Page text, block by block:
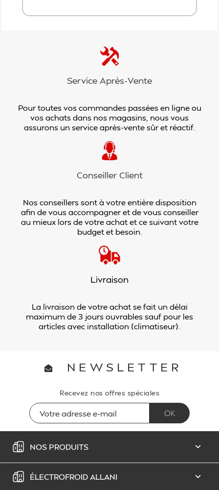
Service Après-Vente
Pour toutes vos commandes passées en ligne ou
vos achats dans nos magasins, nous vous
assurons un service après-vente sûr et réactif.
Conseiller Client
Nos conseillers sont à votre entière disposition
afin de vous accompagner et de vous conseiller
au mieux lors de votre achat et ce suivant votre
budget et besoin.
Livraison
La livraison de votre achat se fait un délai
maximum de 3 jours ouvrables sauf pour les
articles avec installation (climatiseur).
NEWSLETTER
Recevez nos offres spéciales
NOS PRODUITS 
ÉLECTROFROID ALLANI 